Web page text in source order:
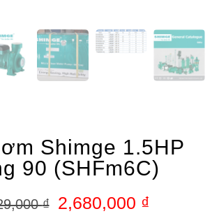
Shimge 1.5HP
90 (SHFm6C)
₫ 2,680,000 ₫